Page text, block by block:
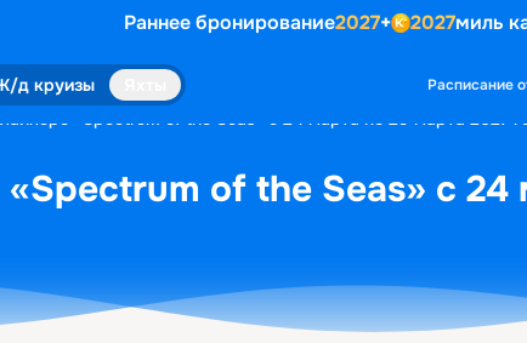
Раннее бронирование2027+ 2027миль
д круизы Расписание
«Spectrum of the Seas» с 24 марта по 29 марта 2027
of the Seas» с